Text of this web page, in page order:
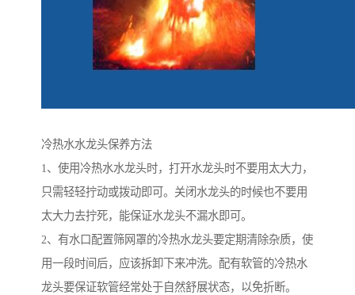
冷热水水龙头保养方法
1、使用冷热水水龙头时，打开水龙头时不要用太大力，
只需轻轻拧动或拨动即可。关闭水龙头的时候也不要用
太大力去拧死，能保证水龙头不漏水即可。
2、有水口配置筛网罩的冷热水龙头要定期清除杂质，使
用一段时间后，应该拆卸下来冲洗。配有软管的冷热水
龙头要保证软管经常处于自然舒展状态，以免折断。